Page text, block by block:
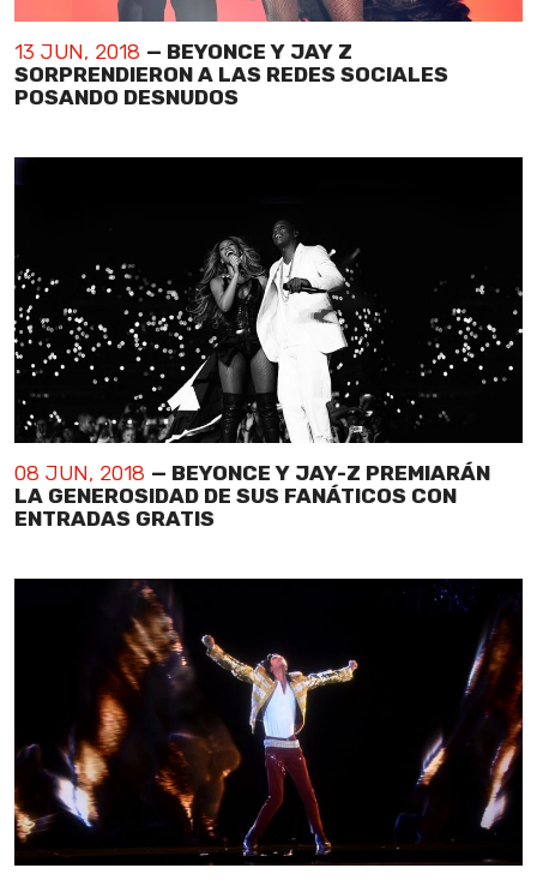
13 JUN, 2018 — BEYONCE Y JAY Z
SORPRENDIERON A LAS REDES SOCIALES
POSANDO DESNUDOS
08 JUN, 2018 — BEYONCE Y JAY-Z PREMIARÁN
LA GENEROSIDAD DE SUS FANÁTICOS CON
ENTRADAS GRATIS